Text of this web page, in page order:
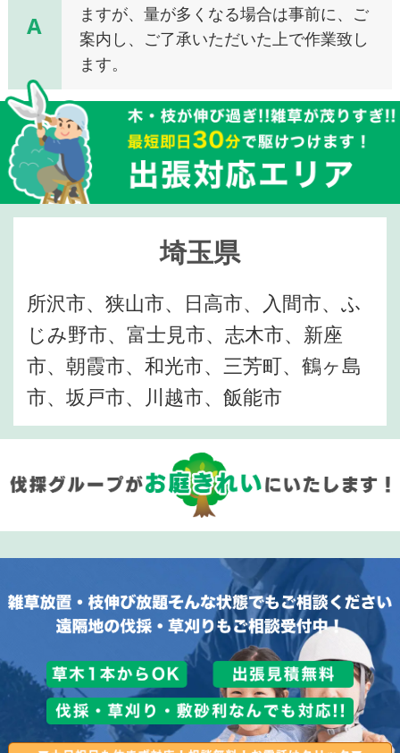
A
ますが、量が多くなる場合は事前に、ご
案内し、ご了承いただいた上で作業致し
ます。
埼玉県
所沢市、狭山市、日高市、入間市、ふ
じみ野市、富士見市、志木市、新座
市、朝霞市、和光市、三芳町、鶴ヶ島
市、坂戸市、川越市、飯能市